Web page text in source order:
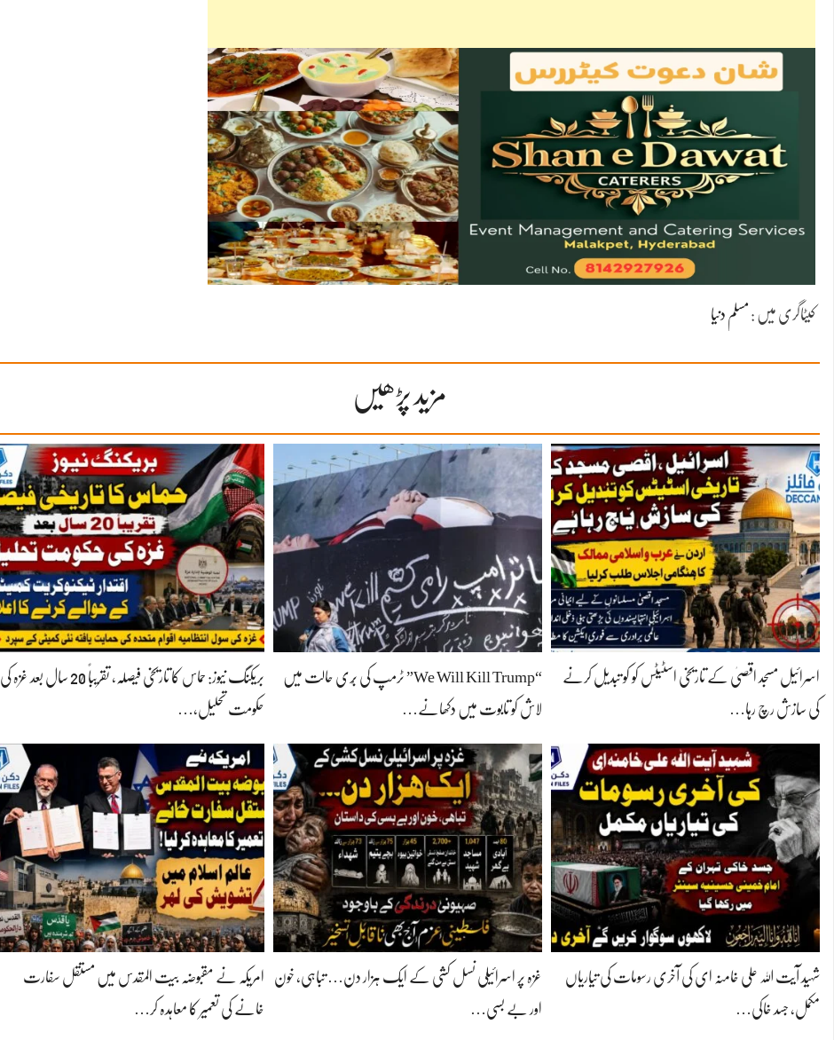
کیٹاگری میں : مسلم دنیا
مزید پڑھیں
اسرائیل مسجد اقصیٰ کے تاریخی اسٹیٹس کو کو تبدیل کرنے
کی سازش رچ رہا…
“We Will Kill Trump” ٹرمپ کی بُری حالت میں
لاش کو تابوت میں دکھانے…
بریکنگ نیوز: حماس کا تاریخی فیصلہ، تقریباً 20 سال بعد غزہ کی
حکومت تحلیل،…
شہید آیت اللہ علی خامنہ ای کی آخری رسومات کی تیاریاں
مکمل، جسد خاکی…
غزہ پر اسرائیلی نسل کشی کے ایک ہزار دن… تباہی، خون
اور بے بسی…
امریکہ نے مقبوضہ بیت المقدس میں مستقل سفارت
خانے کی تعمیر کا معاہدہ کر…